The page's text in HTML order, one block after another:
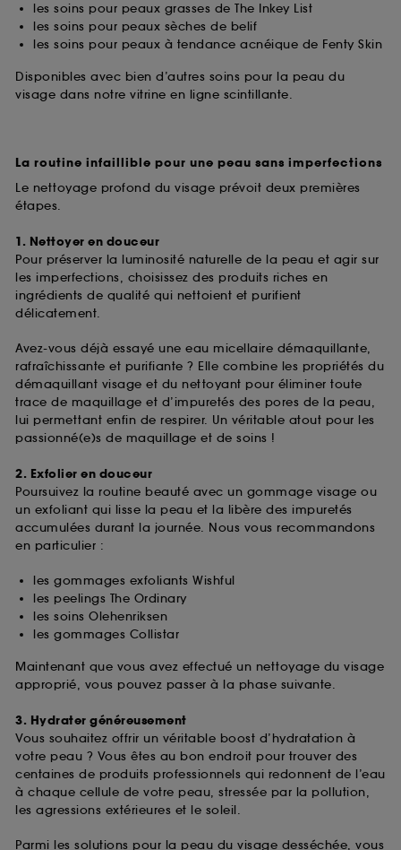
les soins pour peaux grasses de The Inkey List
les soins pour peaux sèches de belif
les soins pour peaux à tendance acnéique de Fenty Skin
Disponibles avec bien d’autres soins pour la peau du
visage dans notre vitrine en ligne scintillante.
La routine infaillible pour une peau sans imperfections
Le nettoyage profond du visage prévoit deux premières
étapes.
1. Nettoyer en douceur
Pour préserver la luminosité naturelle de la peau et agir sur
les imperfections, choisissez des produits riches en
ingrédients de qualité qui nettoient et purifient
délicatement.
Avez-vous déjà essayé une eau micellaire démaquillante,
rafraîchissante et purifiante ? Elle combine les propriétés du
démaquillant visage et du nettoyant pour éliminer toute
trace de maquillage et d’impuretés des pores de la peau,
lui permettant enfin de respirer. Un véritable atout pour les
passionné(e)s de maquillage et de soins !
2. Exfolier en douceur
Poursuivez la routine beauté avec un gommage visage ou
un exfoliant qui lisse la peau et la libère des impuretés
accumulées durant la journée. Nous vous recommandons
en particulier :
les gommages exfoliants Wishful
les peelings The Ordinary
les soins Olehenriksen
les gommages Collistar
Maintenant que vous avez effectué un nettoyage du visage
approprié, vous pouvez passer à la phase suivante.
3. Hydrater généreusement
Vous souhaitez offrir un véritable boost d’hydratation à
votre peau ? Vous êtes au bon endroit pour trouver des
centaines de produits professionnels qui redonnent de l’eau
à chaque cellule de votre peau, stressée par la pollution,
les agressions extérieures et le soleil.
Parmi les solutions pour la peau du visage desséchée, vous